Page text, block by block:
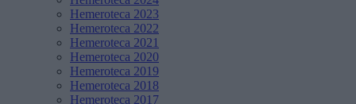
Hemeroteca 2023
Hemeroteca 2022
Hemeroteca 2021
Hemeroteca 2020
Hemeroteca 2019
Hemeroteca 2018
Hemeroteca 2017